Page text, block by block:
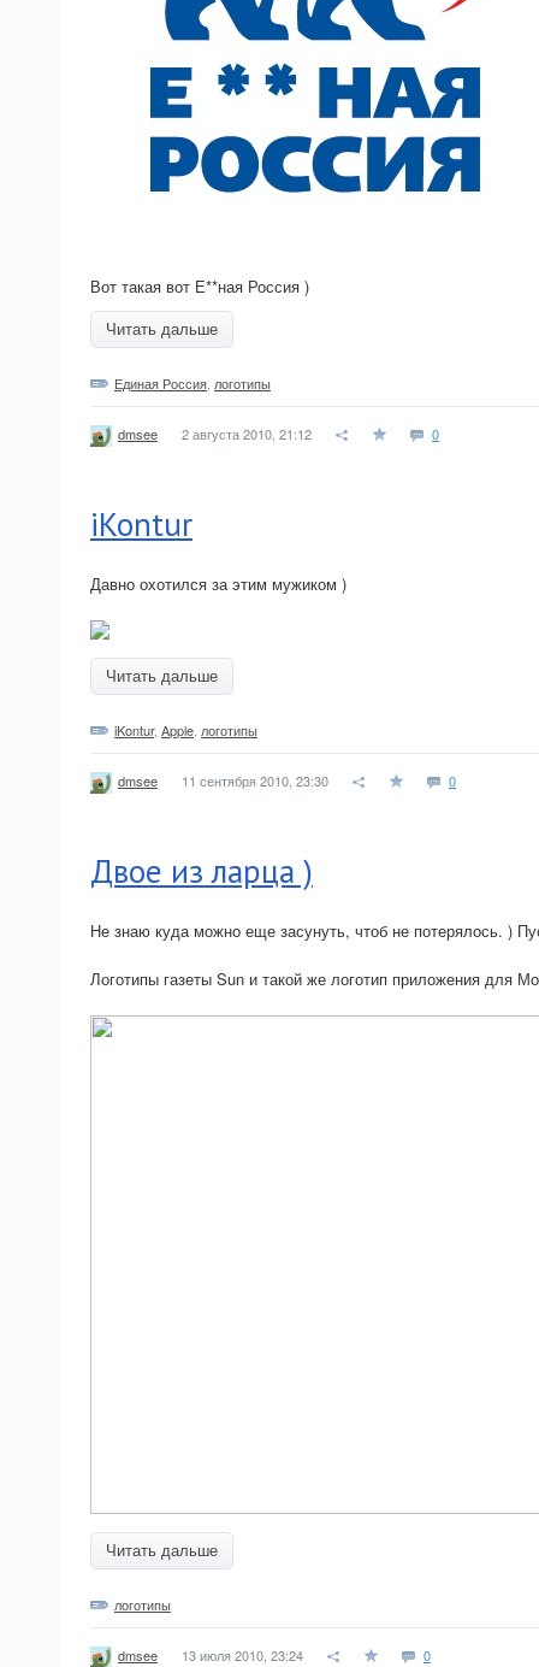
Вот такая вот Е**ная Россия )
Читать дальше
Единая Россия логотипы
dmsee 2 августа 2010, 21:12 0
iKontur
Давно охотился за этим мужиком )
Читать дальше
iKontur, Apple логотипы
dmsee 11 сентября 2010, 23:30 0
Двое из ларца )
Не знаю куда можно еще засунуть, чтоб не потерялось. )
Логотипы газеты Sun и такой же логотип приложения для
Читать дальше
логотипы
dmsee 13 июля 2010, 23:24 0